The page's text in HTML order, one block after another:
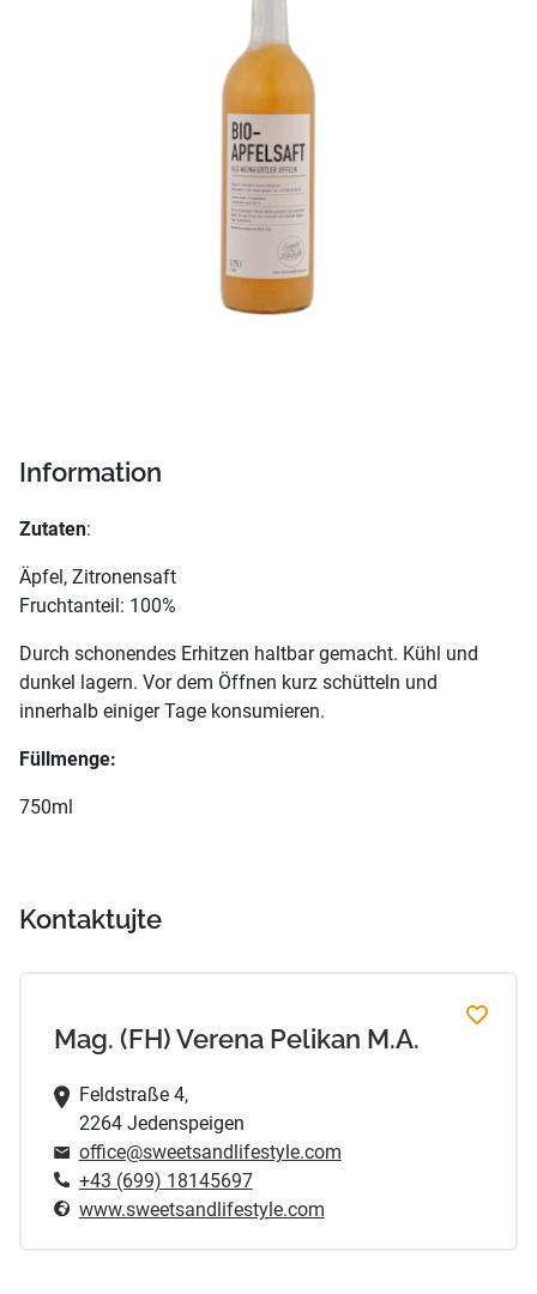
Information
Zutaten:
Äpfel, Zitronensaft
Fruchtanteil: 100%
Durch schonendes Erhitzen haltbar gemacht. Kühl und
dunkel lagern. Vor dem Öffnen kurz schütteln und
innerhalb einiger Tage konsumieren.
Füllmenge:
750ml
Kontaktujte
Mag. (FH) Verena Pelikan M.A.
Feldstraße 4,
2264 Jedenspeigen
office@sweetsandlifestyle.com
+43 (699) 18145697
www.sweetsandlifestyle.com